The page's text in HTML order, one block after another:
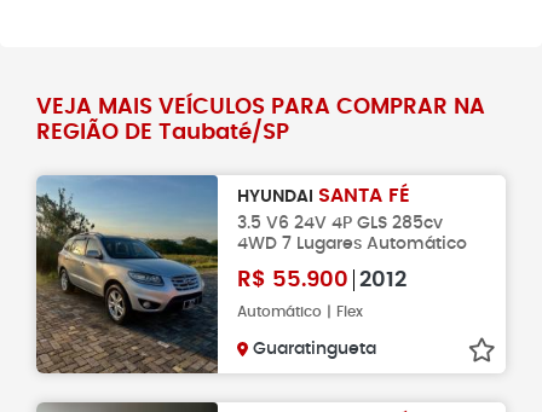
VEJA MAIS VEÍCULOS PARA COMPRAR NA
REGIÃO DE Taubaté/SP
HYUNDAI SANTA FÉ
3.5 V6 24V 4P GLS 285cv
4WD 7 Lugares Automático
R$ 55.900 2012
Automático | Flex
Guaratingueta